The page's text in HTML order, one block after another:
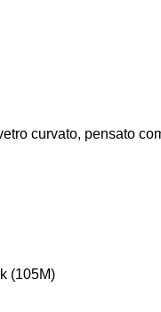
curvato, pensato
(105M)